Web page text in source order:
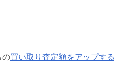
の買い取り査定額をアップす